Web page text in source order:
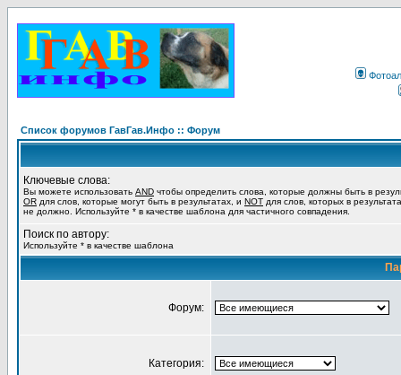
Список форумов ГавГав.Инфо :: Форум
Ключевые слова:
Вы можете использовать AND чтобы определить слова, которые должны быть в
OR для слов, которые могут быть в результатах, и NOT для слов, которых в
не должно. Используйте * в качестве шаблона для частичного совпадения.
Поиск по автору:
Используйте * в качестве шаблона
Форум:
Категория: